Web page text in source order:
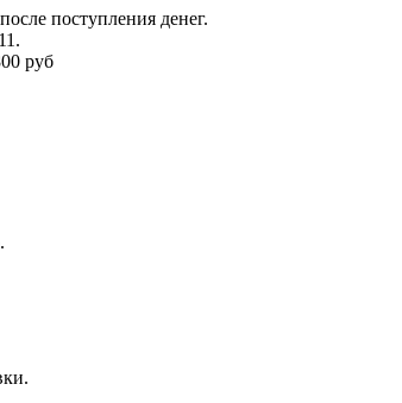
поступления денег.
руб